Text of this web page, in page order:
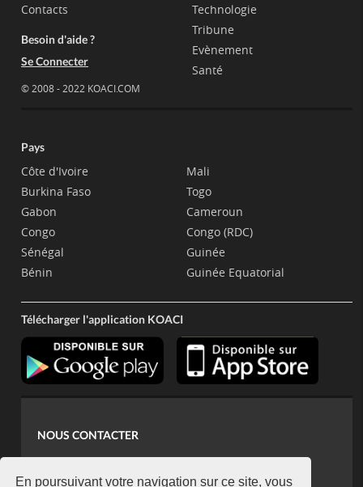
En poursuivant votre navigation sur ce site, vous
Contacts
Besoin d'aide ?
Se Connecter
© 2008 - 2022 KOACI.COM
Technologie
Tribune
Evènement
Santé
Pays
Côte d'Ivoire
Burkina Faso
Gabon
Congo
Sénégal
Bénin
Mali
Togo
Cameroun
Congo (RDC)
Guinée
Guinée Equatorial
Télécharger l'application KOACI
NOUS CONTACTER